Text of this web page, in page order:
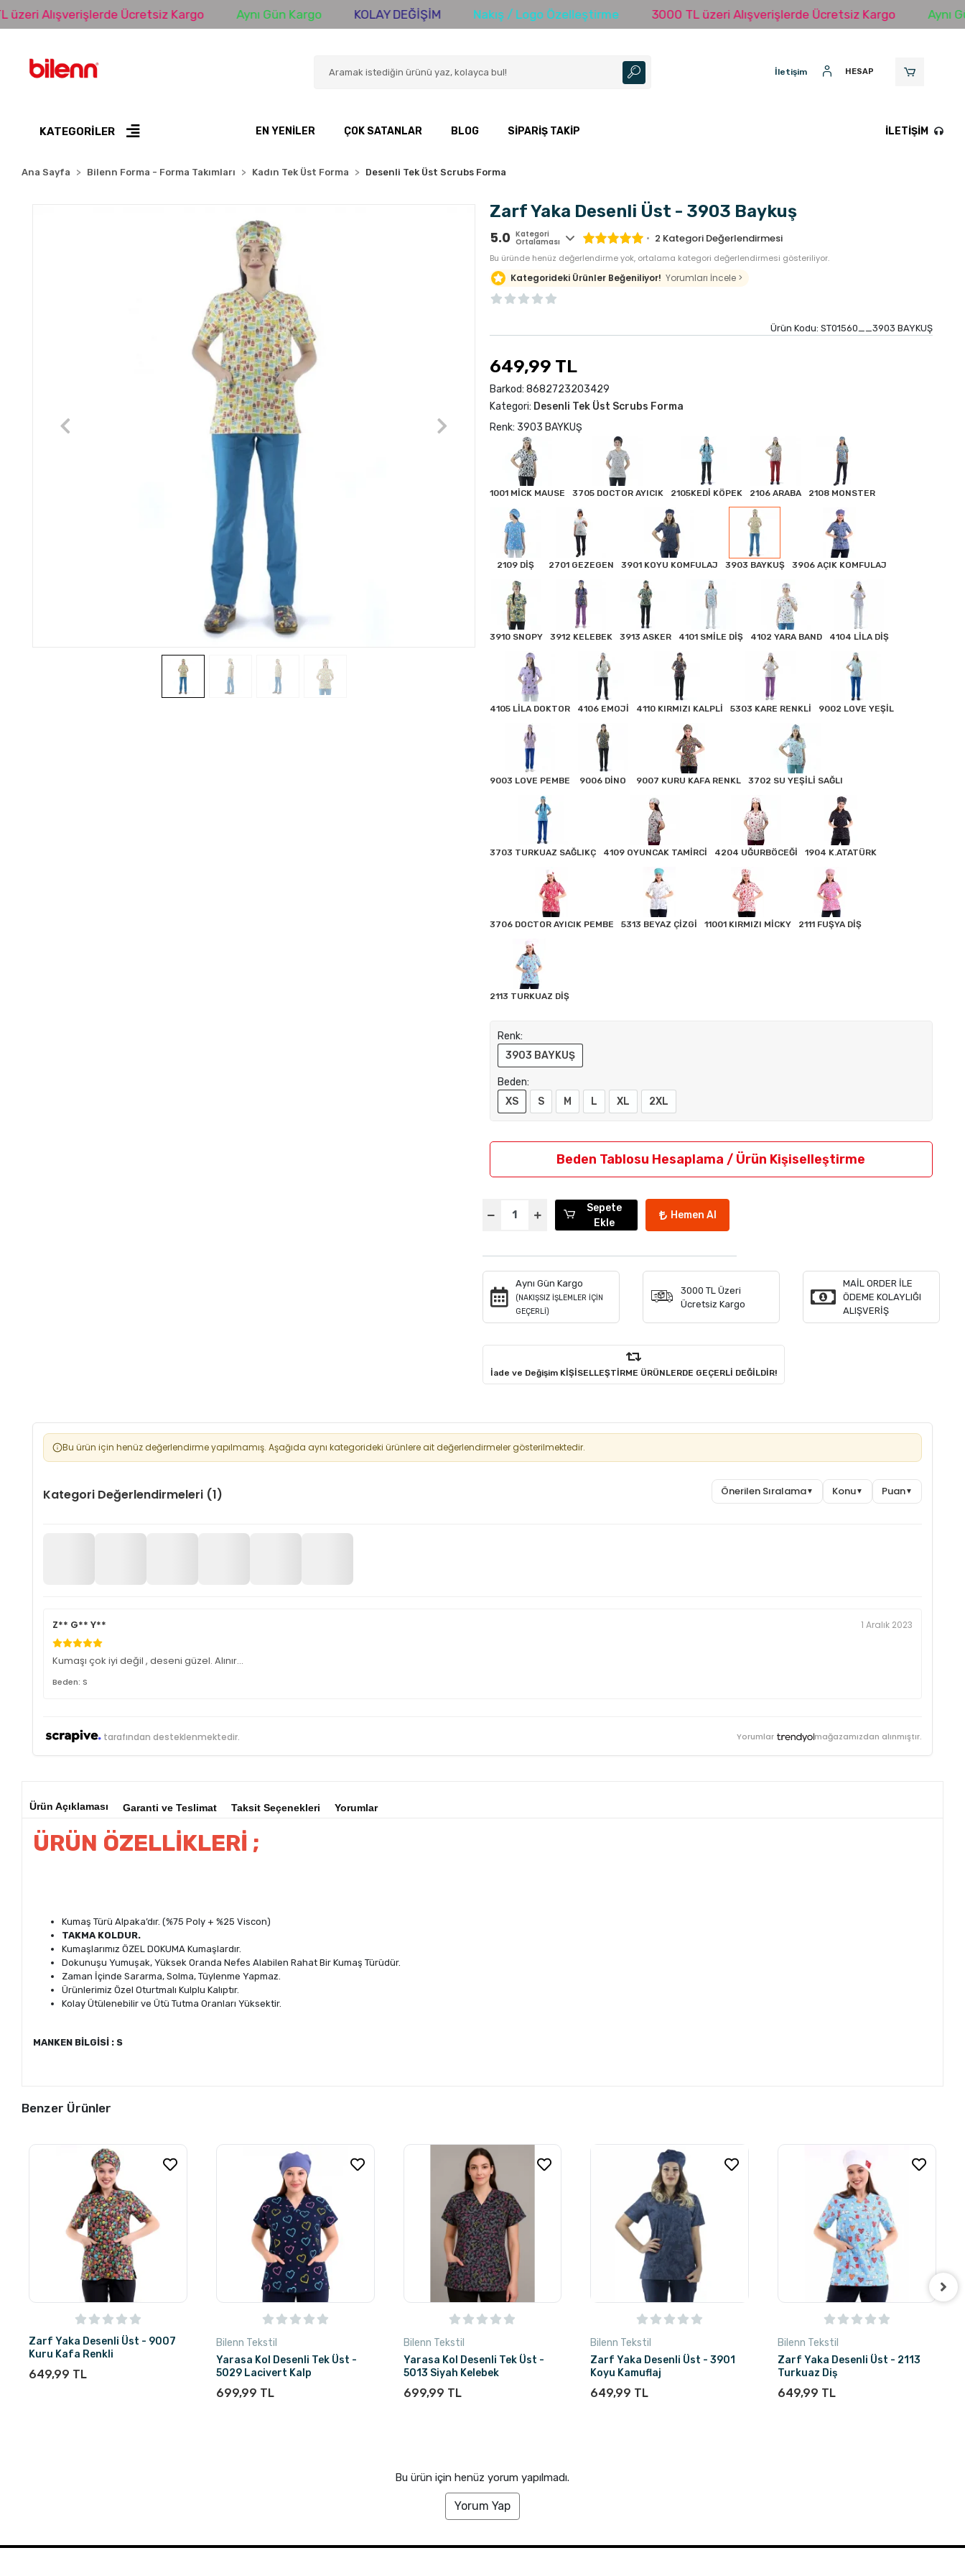
Ücretsiz Kargo Aynı Gün Kargo KOLAY DEĞİŞİM Nakış / Logo Özelleştirme 3000 TL üzeri Alışverişlerde Ücretsiz Kargo Aynı Gün
İletişim HESAP
KATEGORİLER EN YENILER ÇOK SATANLAR BLOG SIPARIŞ TAKIP İLETIŞIM
Ana Sayfa Bilenn Forma - Forma Takımları Kadın Tek Üst Forma Desenli Tek Üst Scrubs Forma
Zarf Yaka Desenli Üst - 3903 Baykuş
5.0 Kategori
Ortalaması 2 Kategori Değerlendirmesi
Bu üründe henüz değerlendirme yok, ortalama kategori değerlendirmesi gösteriliyor.
Kategorideki Ürünler Beğeniliyor! Yorumları İncele >
Ürün Kodu: ST01560__3903 BAYKUŞ
649,99 TL
Barkod: 8682723203429
Kategori: Desenli Tek Üst Scrubs Forma
Renk: 3903 BAYKUŞ
1001 MİCK MAUSE 3705 DOCTOR AYICIK 2105KEDİ KÖPEK 2106 ARABA 2108 MONSTER
2109 DİŞ 2701 GEZEGEN 3901 KOYU KOMFULAJ 3903 BAYKUŞ 3906 AÇIK KOMFULAJ
3910 SNOPY 3912 KELEBEK 3913 ASKER 4101 SMİLE DİŞ 4102 YARA BAND 4104 LİLA DİŞ
4105 LİLA DOKTOR 4106 EMOJİ 4110 KIRMIZI KALPLİ 5303 KARE RENKLİ 9002 LOVE YEŞİL
9003 LOVE PEMBE 9006 DİNO 9007 KURU KAFA RENKL 3702 SU YEŞİLİ SAĞLI
3703 TURKUAZ SAĞLIKÇ 4109 OYUNCAK TAMİRCİ 4204 UĞURBÖCEĞİ 1904 K.ATATÜRK
3706 DOCTOR AYICIK PEMBE 5313 BEYAZ ÇİZGİ 11001 KIRMIZI MİCKY 2111 FUŞYA DİŞ
2113 TURKUAZ DİŞ
Renk:
3903 BAYKUŞ
Beden:
XS
S M L XL 2XL
Beden Tablosu Hesaplama / Ürün Kişiselleştirme
Sepete
Ekle
Hemen Al
Aynı Gün Kargo
(NAKIŞSIZ İŞLEMLER İÇİN
GEÇERLİ)
3000 TL Üzeri
Ücretsiz Kargo
MAİL ORDER İLE
ÖDEME KOLAYLIĞI
ALIŞVERİŞ
İade ve Değişim KİŞİSELLEŞTİRME ÜRÜNLERDE GEÇERLİ DEĞİLDİR!
Bu ürün için henüz değerlendirme yapılmamış. Aşağıda aynı kategorideki ürünlere ait değerlendirmeler gösterilmektedir.
Kategori Değerlendirmeleri (1) Önerilen Sıralama▼ Konu▼ Puan▼
Z** G** Y** 1 Aralık 2023
Kumaşı çok iyi değil , deseni güzel. Alınır…
Beden: S
tarafından desteklenmektedir. Yorumlar mağazamızdan alınmıştır.
Ürün Açıklaması Garanti ve Teslimat Taksit Seçenekleri Yorumlar
ÜRÜN ÖZELLİKLERİ ;
Kumaş Türü Alpaka’dır. (%75 Poly + %25 Viscon)
TAKMA KOLDUR.
Kumaşlarımız ÖZEL DOKUMA Kumaşlardır.
Dokunuşu Yumuşak, Yüksek Oranda Nefes Alabilen Rahat Bir Kumaş Türüdür.
Zaman İçinde Sararma, Solma, Tüylenme Yapmaz.
Ürünlerimiz Özel Oturtmalı Kulplu Kalıptır.
Kolay Ütülenebilir ve Ütü Tutma Oranları Yüksektir.
MANKEN BİLGİSİ : S
Benzer Ürünler
Zarf Yaka Desenli Üst - 9007
Kuru Kafa Renkli
649,99 TL
Bilenn Tekstil
Yarasa Kol Desenli Tek Üst -
5029 Lacivert Kalp
699,99 TL
Bilenn Tekstil
Yarasa Kol Desenli Tek Üst -
5013 Siyah Kelebek
699,99 TL
Bilenn Tekstil
Zarf Yaka Desenli Üst - 3901
Koyu Kamuflaj
649,99 TL
Bilenn Tekstil
Zarf Yaka Desenli Üst - 2113
Turkuaz Diş
649,99 TL
Bu ürün için henüz yorum yapılmadı.
Yorum Yap